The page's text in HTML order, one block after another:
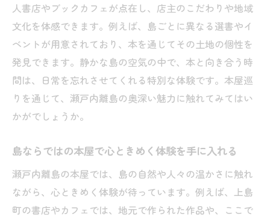
人書店やブックカフェが点在し、店主のこだわりや地域
文化を体感できます。例えば、島ごとに異なる選書やイ
ベントが用意されており、本を通じてその土地の個性を
発見できます。静かな島の空気の中で、本と向き合う時
間は、日常を忘れさせてくれる特別な体験です。本屋巡
りを通じて、瀬戸内離島の奥深い魅力に触れてみてはい
かがでしょうか。
島ならではの本屋で心ときめく体験を手に入れる
瀬戸内離島の本屋では、島の自然や人々の温かさに触れ
ながら、心ときめく体験が待っています。例えば、上島
町の書店やカフェでは、地元で作られた作品や、ここで